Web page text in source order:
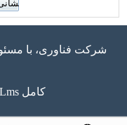
LLms کامل